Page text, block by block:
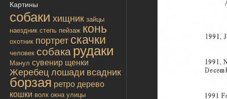
Картины
собаки хищник зайцы
наездник степь пейзаж конь
охотник портрет скачки
человек собака рудаки
Манул сувенир щенки
Жеребец лошади всадник
борзая ретро дерево
кошки волк окна улицы